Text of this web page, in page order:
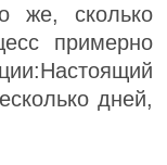
же, сколько
примерно
дней,